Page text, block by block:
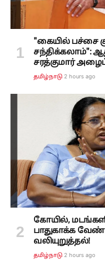
"கையில் பச்சை
சந்திக்கலாம்":
சரத்குமார்
தமிழ்நாடு 2 hours ago
கோயில்,
பாதுகாக்க
வலியுறுத்தல்!
தமிழ்நாடு 2 hours ago